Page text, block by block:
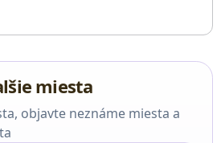
miesta
objavte neznáme miesta a